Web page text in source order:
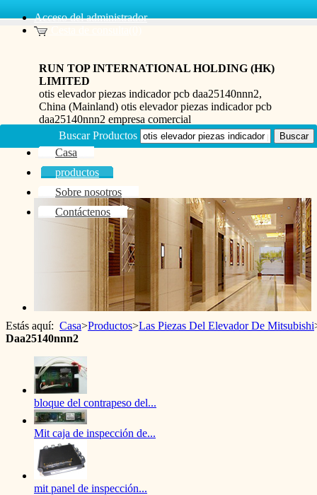
Acceso del administrador
RUN TOP INTERNATIONAL HOLDING (HK)
LIMITED
otis elevador piezas indicador pcb daa25140nnn2,
China (Mainland) otis elevador piezas indicador pcb
daa25140nnn2 empresa comercial
Casa
productos
Sobre nosotros
Contáctenos
Buscar Productos
Estás aquí: Casa>Productos>Las Piezas Del Elevador De Mitsubishi
Daa25140nnn2
bloque del contrapeso del...
Mit caja de inspección de...
mit panel de inspección...